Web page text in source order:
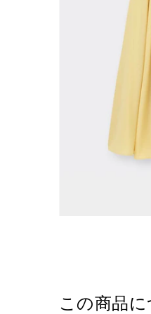
この商品に